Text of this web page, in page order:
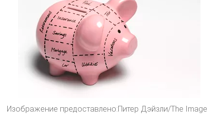
Изображение предоставлено:Питер Дэйзли/The Image